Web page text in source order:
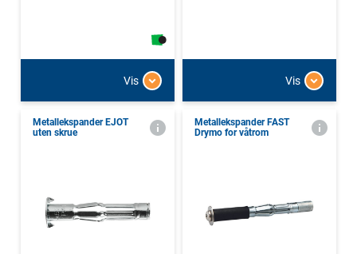
Vis Vis
Metallekspander EJOT
uten skrue
Metallekspander FAST
Drymo for våtrom